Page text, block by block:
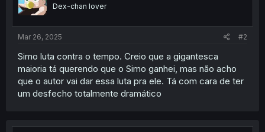
Dex-chan lover
Mar 26, 2025 #2
Simo luta contra o tempo. Creio que a gigantesca
maioria tá querendo que o Simo ganhei, mas não acho
que o autor vai dar essa luta pra ele. Tá com cara de ter
um desfecho totalmente dramático